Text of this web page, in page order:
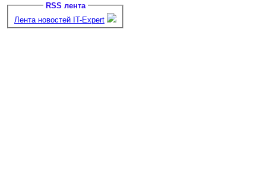
RSS лента
Лента новостей IT-Expert